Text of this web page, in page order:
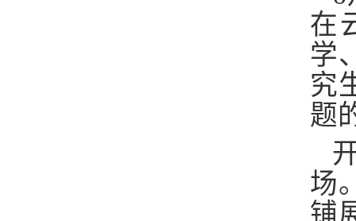
在
学
究
题
场
铺